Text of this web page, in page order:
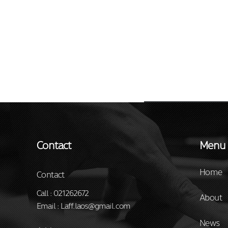
Contact
Contact
Call : 021262672
Email : Laff.laos@gmail.com
Menu
Home
About
News